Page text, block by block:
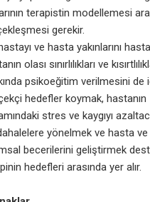
terapistin modellemesi
gerekir.
ve hasta yakınlarını
olası sınırlılıkları ve
psikoeğitim verilmesini de
hedefler koymak, hastanın
stres ve kaygıyı
yönelmek ve hasta ve
becerilerini geliştirmek
hedefleri arasında yer alır.